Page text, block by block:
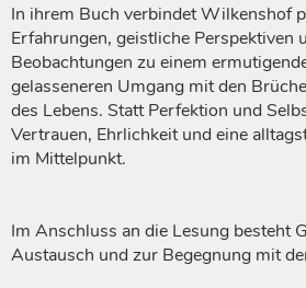
In ihrem Buch verbindet Wilkenshof
Erfahrungen, geistliche Perspektiven
Beobachtungen zu einem
gelasseneren Umgang mit den
des Lebens. Statt Perfektion und
Vertrauen, Ehrlichkeit und eine
im Mittelpunkt.
Im Anschluss an die Lesung besteht
Austausch und zur Begegnung mit